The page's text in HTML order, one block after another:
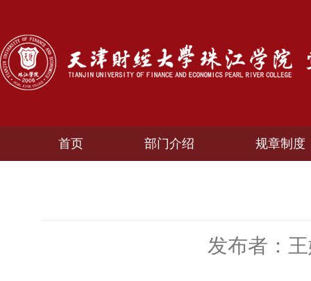
首页 部门介绍 规章制度
发布者：